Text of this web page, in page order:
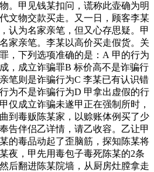
。甲见钱某扣问，谎称此壶确为明
文物交款买走。又一日，顾客李某
认为名家亲笔，但又心存思疑。甲
家亲笔。李某以高价买走假货。关
，下列选项准确的是：A 甲的行为
，成立诈骗罪B 标价高不是诈骗行
笔则是诈骗行为C 李某已有认识错
为不是诈骗行为D 甲拿出虚假的行
仅成立诈骗未遂甲正在强制所时，
到毒贩陈某家，以赊账体例买了少
告伴侣乙详情，请乙收容。乙让甲
的毒品动起了歪脑筋，探知陈某将
夜，甲先用毒包子毒死陈某的2条
后翻进陈某院墙，从厨房灶膛拿走